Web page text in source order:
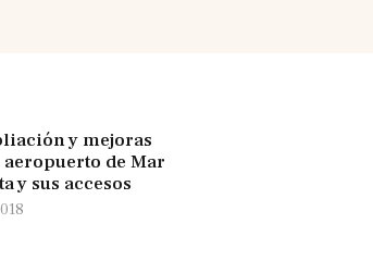
y mejoras
de Mar
y sus accesos